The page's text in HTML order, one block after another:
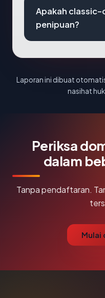
Apakah
penipuan?
Laporan ini dibuat
nasihat
Periksa
dalam
Tanpa pendaftaran.
Mulai